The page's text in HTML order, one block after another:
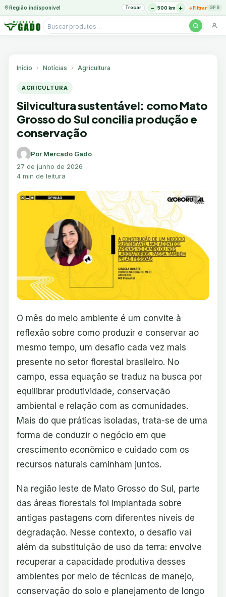
Região indisponível Trocar − 500 km + →Filtrar GPS
Pesquisar
Início Notícias Agricultura
AGRICULTURA
Silvicultura sustentável: como Mato
Grosso do Sul concilia produção e
conservação
Por Mercado Gado
27 de junho de 2026
4 min de leitura
O mês do meio ambiente é um convite à
reflexão sobre como produzir e conservar ao
mesmo tempo, um desafio cada vez mais
presente no setor florestal brasileiro. No
campo, essa equação se traduz na busca por
equilibrar produtividade, conservação
ambiental e relação com as comunidades.
Mais do que práticas isoladas, trata-se de uma
forma de conduzir o negócio em que
crescimento econômico e cuidado com os
recursos naturais caminham juntos.
Na região leste de Mato Grosso do Sul, parte
das áreas florestais foi implantada sobre
antigas pastagens com diferentes níveis de
degradação. Nesse contexto, o desafio vai
além da substituição de uso da terra: envolve
recuperar a capacidade produtiva desses
ambientes por meio de técnicas de manejo,
conservação do solo e planejamento de longo